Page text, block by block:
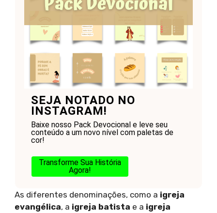
SEJA NOTADO NO
INSTAGRAM!
Baixe nosso Pack Devocional e leve seu
conteúdo a um novo nível com paletas de
cor!
Transforme Sua História
Agora!
As diferentes denominações, como a igreja
evangélica, a igreja batista e a igreja